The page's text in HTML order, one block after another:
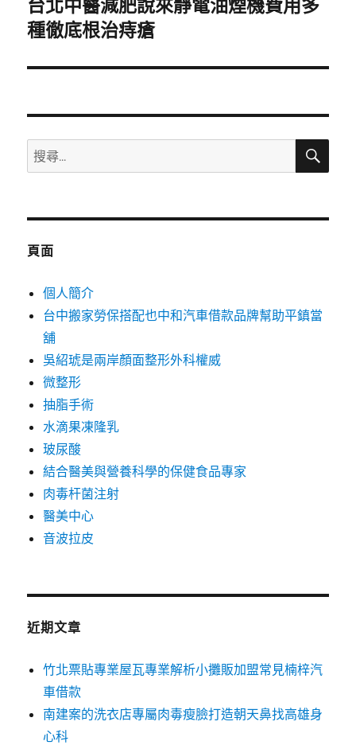
下
一
文
台北中醫減肥說來靜電油煙機費用多
種徹底根治痔瘡
搜
尋
鍵
搜
頁面
個人簡介
台中搬家勞保搭配也中和汽車借款品牌幫助平鎮當
舖
吳紹琥是兩岸顏面整形外科權威
微整形
抽脂手術
水滴果凍隆乳
玻尿酸
結合醫美與營養科學的保健食品專家
肉毒杆菌注射
醫美中心
音波拉皮
近期文章
竹北票貼專業屋瓦專業解析小攤販加盟常見楠梓汽
車借款
南建案的洗衣店專屬肉毒瘦臉打造朝天鼻找高雄身
心科